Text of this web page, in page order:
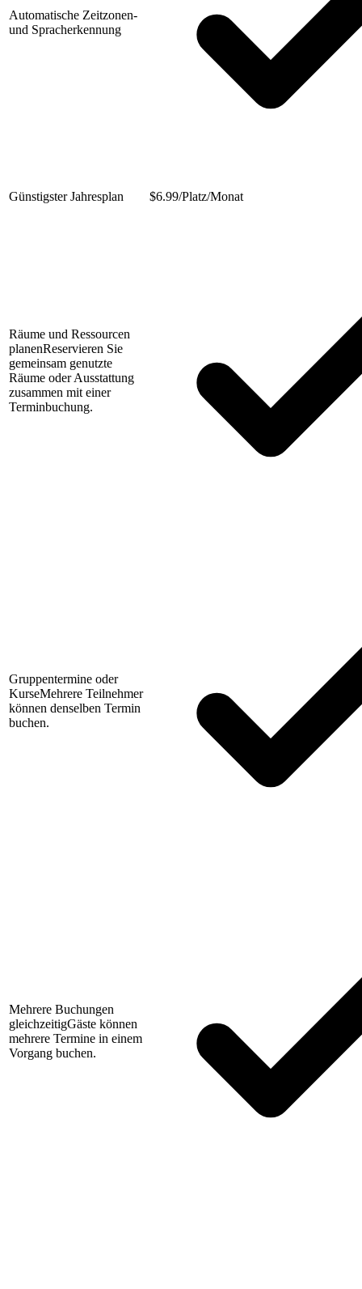
Automatische Zeitzonen-
und Spracherkennung
Günstigster Jahresplan $6.99/Platz/Monat
Räume und Ressourcen
planenReservieren Sie
gemeinsam genutzte
Räume oder Ausstattung
zusammen mit einer
Terminbuchung.
Gruppentermine oder
KurseMehrere Teilnehmer
können denselben Termin
buchen.
Mehrere Buchungen
gleichzeitigGäste können
mehrere Termine in einem
Vorgang buchen.